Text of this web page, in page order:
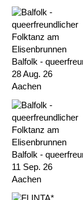
Balfolk -
28 Aug. 26
Aachen
Balfolk -
11 Sep. 26
Aachen